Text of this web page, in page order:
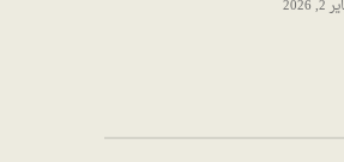
2026